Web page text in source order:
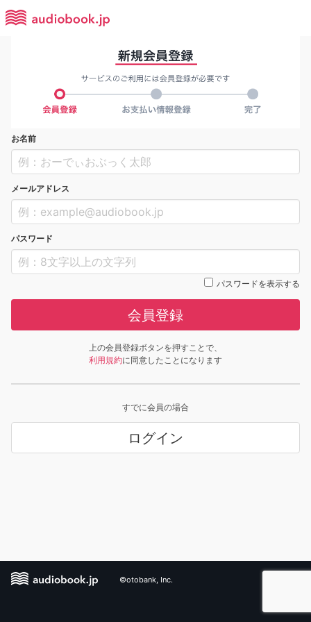
お名前
メールアドレス
パスワード
パスワードを表示する
会員登録
上の会員登録ボタンを押すことで、
利用規約に同意したことになります
すでに会員の場合
ログイン
©otobank, Inc.